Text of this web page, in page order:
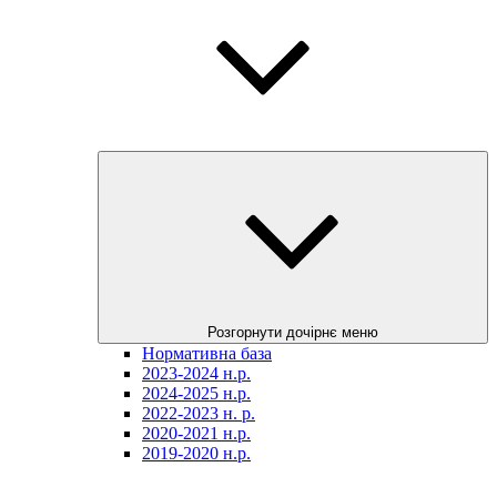
Розгорнути дочірнє меню
Нормативна база
2023-2024 н.р.
2024-2025 н.р.
2022-2023 н. р.
2020-2021 н.р.
2019-2020 н.р.